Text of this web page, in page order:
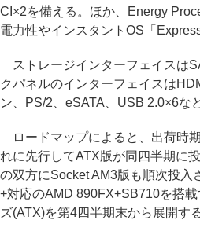
CI×2を備える。ほか、Energy
電力性やインスタントOS「
ストレージインターフェイスは
クパネルのインターフェイスは
ン、PS/2、eSATA、USB 2.0×6な
ロードマップによると、出荷時
れに先行してATX版が同四半期に
の双方にSocket AM3版も順次投入
+対応のAMD 890FX+SB710を搭
ズ(ATX)を第4四半期末から展開する